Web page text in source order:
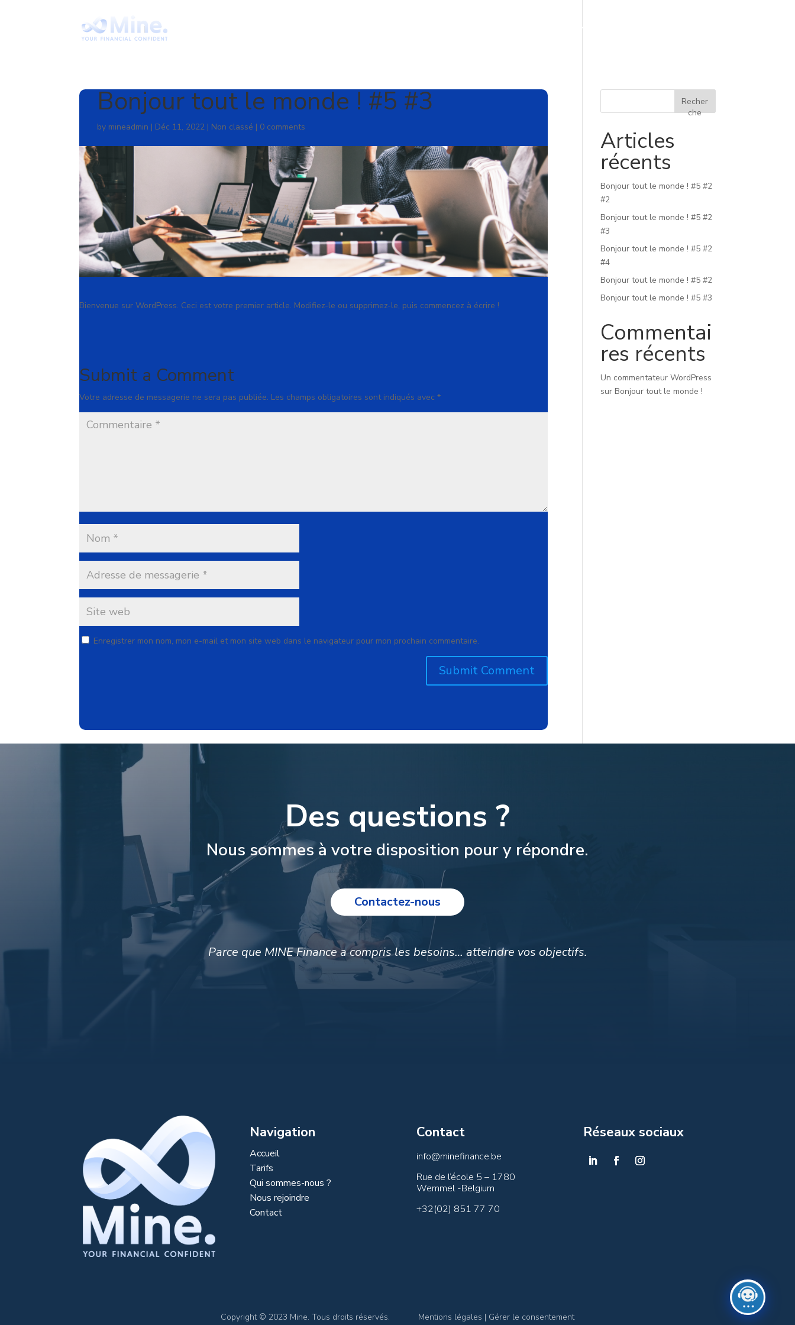
Nous rejoindre
Bonjour tout le monde ! #5 #3
by mineadmin | Déc 11, 2022 | Non classé | 0 comments
Bienvenue sur WordPress. Ceci est votre premier article. Modifiez-le ou supprimez-le, puis commencez à écrire !
Submit a Comment
Votre adresse de messagerie ne sera pas publiée. Les champs obligatoires sont indiqués avec*
Enregistrer mon nom, mon e-mail et mon site web dans le navigateur pour mon prochain commentaire.
Recher
che
Articles
récents
Bonjour tout le monde ! #5 #2
#2
Bonjour tout le monde ! #5 #2
#3
Bonjour tout le monde ! #5 #2
#4
Bonjour tout le monde ! #5 #2
Bonjour tout le monde ! #5 #3
Commentai
res récents
Un commentateur WordPress
surBonjour tout le monde !
Des questions ?
Nous sommes à votre disposition pour y répondre.
Contactez-nous
Parce que MINE Finance a compris les besoins… atteindre vos objectifs.
Navigation
Accueil
Tarifs
Qui sommes-nous ?
Nous rejoindre
Contact
Contact
info@minefinance.be
Rue de l’école 5 – 1780
Wemmel -Belgium
+32(02) 851 77 70
Réseaux sociaux
Copyright © 2023 Mine. Tous droits réservés. Mentions légales | Gérer le consentement